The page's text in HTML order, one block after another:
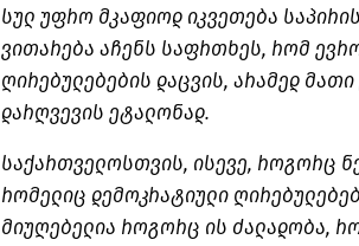
სულ უფრო მკაფიოდ იკვეთება
ვითარება აჩენს საფრთხეს, რომ
ღირებულებების დაცვის, არამედ
დარღვევის ეტალონად.
საქართველოსთვის, ისევე, როგორც
რომელიც დემოკრატიული
მიუღებელია როგორც ის ძალადობა,